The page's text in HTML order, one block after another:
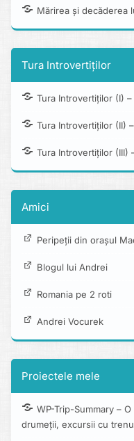
Mărirea și decăderea
Tura Introvertiților
Tura Introvertiților (I)
Tura Introvertiților (II)
Tura Introvertiților (III)
Amici
Peripeții din orașul
Blogul lui Andrei
Romania pe 2 roti
Andrei Vocurek
Proiectele mele
WP-Trip-Summary –
drumeții, excursii cu